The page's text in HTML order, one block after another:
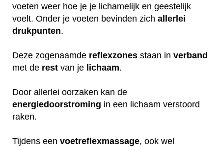
voeten weer hoe je je lichamelijk en geestelijk
voelt. Onder je voeten bevinden zich allerlei
drukpunten.
Deze zogenaamde reflexzones staan in verband
met de rest van je lichaam.
Door allerlei oorzaken kan de
energiedoorstroming in een lichaam verstoord
raken.
Tijdens een voetreflexmassage, ook wel